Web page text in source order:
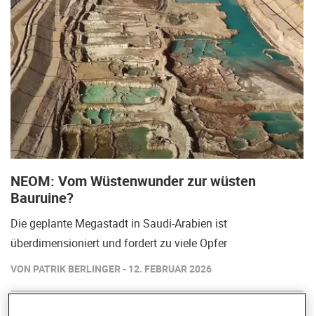
NEOM: Vom Wüstenwunder zur wüsten
Bauruine?
Die geplante Megastadt in Saudi-Arabien ist
überdimensioniert und fordert zu viele Opfer
VON PATRIK BERLINGER - 12. FEBRUAR 2026